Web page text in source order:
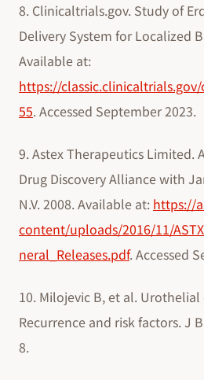
8. Clinicaltrials.gov. Study of
Delivery System for Localized
Available at:
https://
55. Accessed September 2023.
9. Astex Therapeutics Limited.
Drug Discovery Alliance with
N.V. 2008. Available at: https://
content/uploads/2016/11/
neral_Releases.pdf. Accessed
10. Milojevic B, et al.
Recurrence and risk factors. J
8.